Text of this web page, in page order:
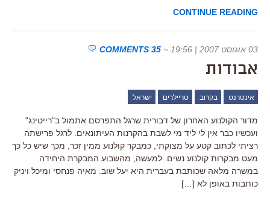
CONTINUE READING
03 אוגוסט 2007 | 19:56 ~
35 COMMENTS
אבודות
אינטרנט בקרוב טריילרים ישראל
מדור הקולנוע האחרון של דבורית שרגל התפרסם אתמול ב"רייטינג"
ועכשיו כבר אין לי ליד מי לשבת בהקרנות העיתונאים. לרגל פרישתה
רציתי לכתוב קטע על מצוקתי, כמבקר קולנוע ממין זכר, מכך שיש כל כך
מעט מבקרות קולנוע נשים. למעשה, מהשבוע המבקרת היחידה
במשרה מלאה שכותבת בעברית היא יעל שוב. מאיה פנחסי ומיכל ויניק
כותבות באופן לא […]